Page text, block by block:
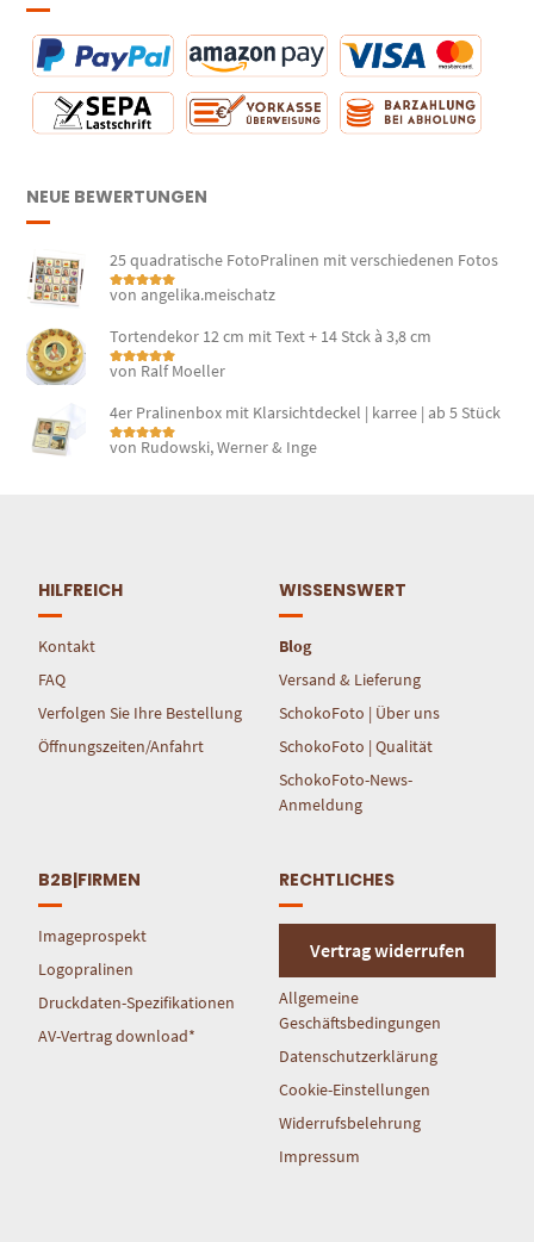
NEUE BEWERTUNGEN
25 quadratische FotoPralinen mit verschiedenen Fotos
Bewertet mit
von angelika.meischatz
Tortendekor 12 cm mit Text + 14 Stck à 3,8 cm
Bewertet mit
von Ralf Moeller
4er Pralinenbox mit Klarsichtdeckel | karree | ab 5 Stück
Bewertet mit
von Rudowski, Werner & Inge
HILFREICH
Kontakt
FAQ
Verfolgen Sie Ihre Bestellung
Öffnungszeiten/Anfahrt
WISSENSWERT
Blog
Versand & Lieferung
SchokoFoto | Über uns
SchokoFoto | Qualität
SchokoFoto-News-
Anmeldung
B2B|FIRMEN
Imageprospekt
Logopralinen
Druckdaten-Spezifikationen
AV-Vertrag download*
RECHTLICHES
Vertrag widerrufen
Allgemeine
Geschäftsbedingungen
Datenschutzerklärung
Cookie-Einstellungen
Widerrufsbelehrung
Impressum